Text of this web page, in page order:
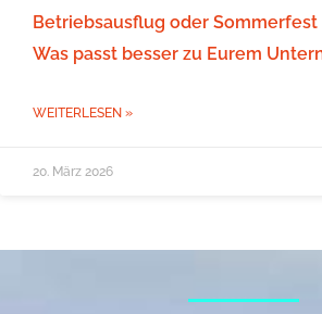
Betriebsausflug oder Sommerfest
Was passt besser zu Eurem
WEITERLESEN »
20. März 2026